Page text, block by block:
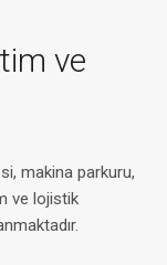
ve
makina parkuru,
ve lojistik